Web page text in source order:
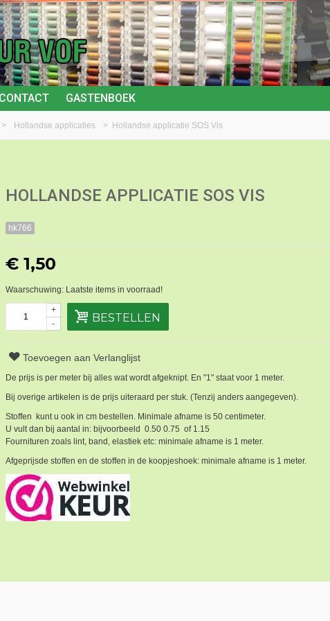
CONTACT GASTENBOEK
> Hollandse applicaties > Hollandse applicatie SOS Vis
HOLLANDSE APPLICATIE SOS VIS
hk766
€ 1,50
Waarschuwing: Laatste items in voorraad!
-
+
BESTELLEN
Toevoegen aan Verlanglijst
De prijs is per meter bij alles wat wordt afgeknipt. En "1" staat voor 1 meter.
Bij overige artikelen is de prijs uiteraard per stuk. (Tenzij anders aangegeven).
Stoffen kunt u ook in cm bestellen. Minimale afname is 50 centimeter.
U vult dan bij aantal in: bijvoorbeeld 0.50 0.75 of 1.15
Fournituren zoals lint, band, elastiek etc: minimale afname is 1 meter.
Afgeprijsde stoffen en de stoffen in de koopjeshoek: minimale afname is 1 meter.